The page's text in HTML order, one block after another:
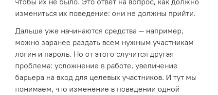
измениться их поведение: они не должны прийти.
Дальше уже начинаются средства — например,
можно заранее раздать всем нужным участникам
логин и пароль. Но от этого случится другая
проблема: усложнение в работе, увеличение
барьера на вход для целевых участников. И тут мы
понимаем, что изменение в поведении одной